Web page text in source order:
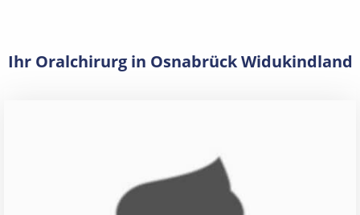
Ihr Oralchirurg in Osnabrück Widukindland